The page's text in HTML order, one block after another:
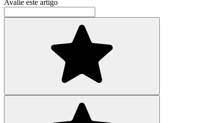
Avalie este artigo